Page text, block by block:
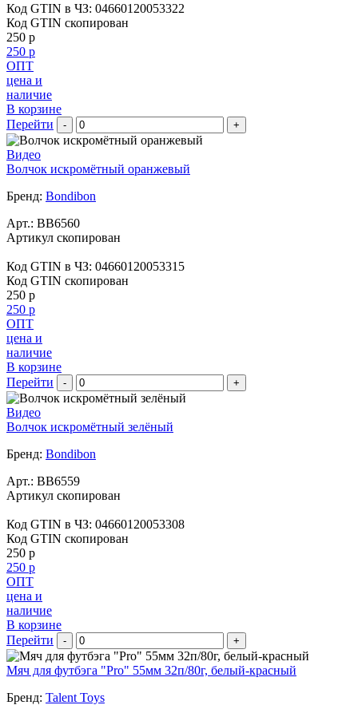
Код GTIN в ЧЗ: 04660120053322
Код GTIN скопирован
250 р
250 р
ОПТ
цена и
наличие
В корзине
Перейти
- +
Видео
Волчок искромётный оранжевый
Бренд: Bondibon
Арт.: BB6560
Артикул скопирован
Код GTIN в ЧЗ: 04660120053315
Код GTIN скопирован
250 р
250 р
ОПТ
цена и
наличие
В корзине
Перейти
- +
Видео
Волчок искромётный зелёный
Бренд: Bondibon
Арт.: BB6559
Артикул скопирован
Код GTIN в ЧЗ: 04660120053308
Код GTIN скопирован
250 р
250 р
ОПТ
цена и
наличие
В корзине
Перейти
- +
Мяч для футбэга "Pro" 55мм 32п/80г, белый-красный
Бренд: Talent Toys